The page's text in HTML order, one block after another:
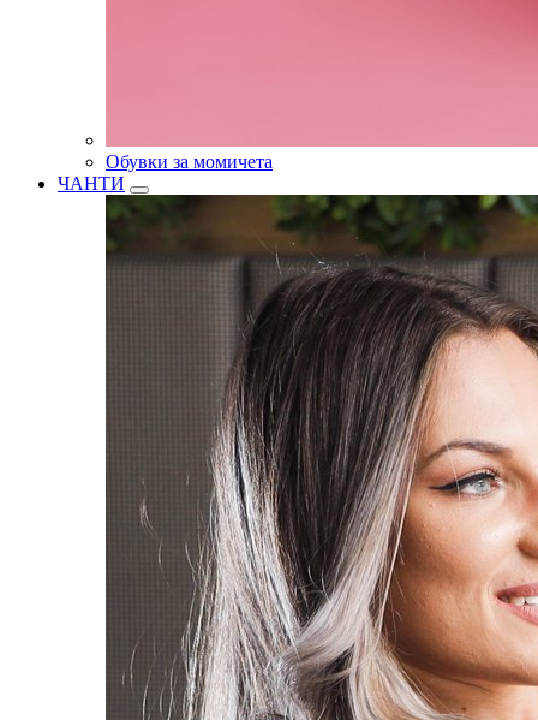
Обувки за момичета
ЧАНТИ